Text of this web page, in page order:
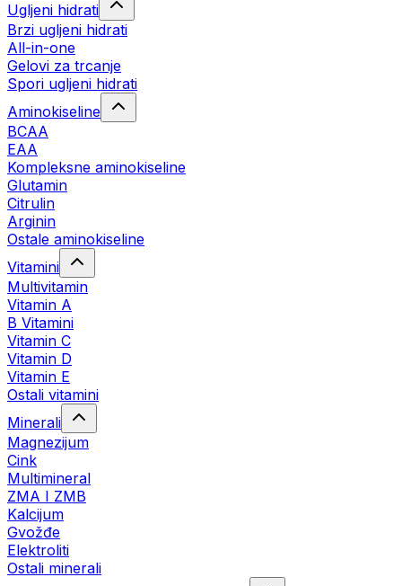
Ugljeni hidrati
Brzi ugljeni hidrati
All-in-one
Gelovi za trcanje
Spori ugljeni hidrati
Aminokiseline
BCAA
ЕАА
Kompleksne aminokiseline
Glutamin
Citrulin
Arginin
Ostale aminokiseline
Vitamini
Multivitamin
Vitamin A
B Vitamini
Vitamin C
Vitamin D
Vitamin E
Ostali vitamini
Minerali
Magnezijum
Cink
Multimineral
ZMA I ZMB
Kalcijum
Gvožđe
Elektroliti
Ostali minerali